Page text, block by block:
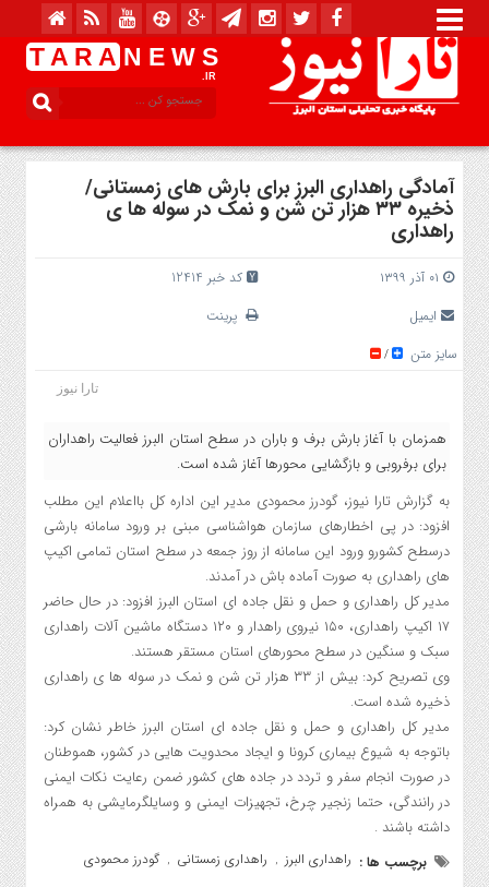
T A R A N E W S
.IR
آمادگی راهداری البرز برای بارش های زمستانی/
ذخیره ۳۳ هزار تن شن و نمک در سوله ها ی
راهداری
۰۱ آذر ۱۳۹۹
کد خبر 12414
ایمیل
پرینت
سایز متن
/
تارا نیوز
همزمان با آغاز بارش برف و باران در سطح استان البرز فعالیت راهداران
برای برفروبی و بازگشایی محورها آغاز شده است.
به گزارش تارا نیوز، گودرز محمودی مدیر این اداره کل بااعلام این مطلب
افزود: در پی اخطارهای سازمان هواشناسی مبنی بر ورود سامانه بارشی
درسطح کشورو ورود این سامانه از روز جمعه در سطح استان تمامی اکیپ
های راهداری به صورت آماده باش در آمدند.
مدیر کل راهداری و حمل و نقل جاده ای استان البرز افزود: در حال حاضر
۱۷ اکیپ راهداری، ۱۵۰ نیروی راهدار و ۱۲۰ دستگاه ماشین آلات راهداری
سبک و سنگین در سطح محورهای استان مستقر هستند.
وی تصریح کرد: بیش از ۳۳ هزار تن شن و نمک در سوله ها ی راهداری
ذخیره شده است.
مدیر کل راهداری و حمل و نقل جاده ای استان البرز خاطر نشان کرد:
باتوجه به شیوع بیماری کرونا و ایجاد محدویت هایی در کشور، هموطنان
در صورت انجام سفر و تردد در جاده های کشور ضمن رعایت نکات ایمنی
در رانندگی، حتما زنجیر چرخ، تجهیزات ایمنی و وسایلگرمایشی به همراه
داشته باشند .
برچسب ها : راهداری البرز , راهداری زمستانی , گودرز محمودی